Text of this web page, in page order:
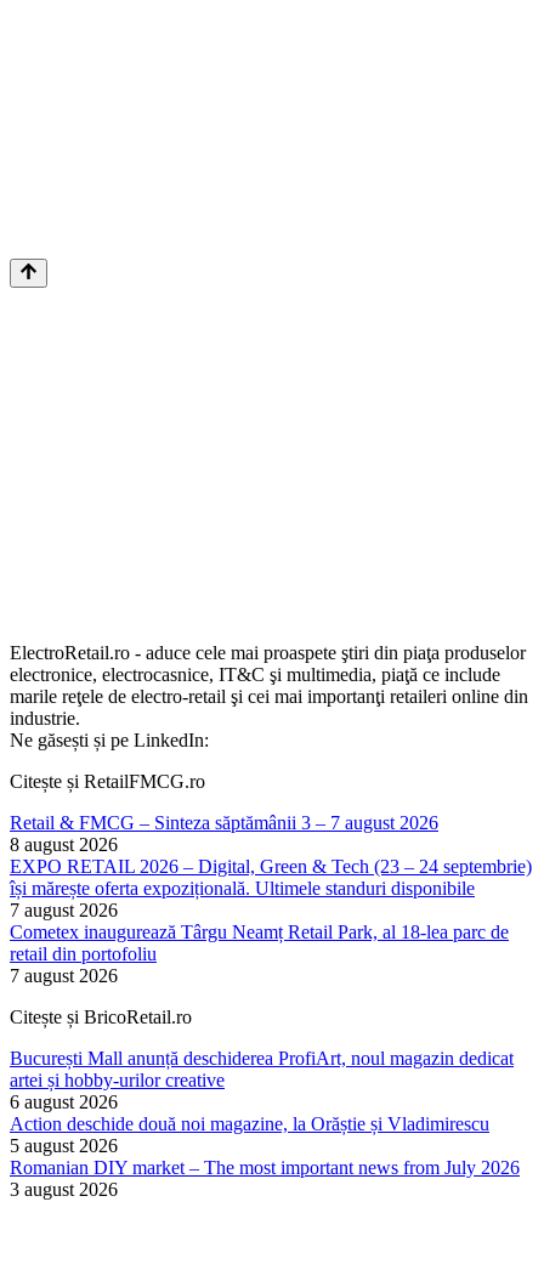
ElectroRetail.ro - aduce cele mai proaspete ştiri din piaţa produselor
electronice, electrocasnice, IT&C şi multimedia, piaţă ce include
marile reţele de electro-retail şi cei mai importanţi retaileri online din
industrie.
Ne găsești și pe LinkedIn:
Citește și RetailFMCG.ro
Retail & FMCG – Sinteza săptămânii 3 – 7 august 2026
8 august 2026
EXPO RETAIL 2026 – Digital, Green & Tech (23 – 24 septembrie)
își mărește oferta expozițională. Ultimele standuri disponibile
7 august 2026
Cometex inaugurează Târgu Neamț Retail Park, al 18-lea parc de
retail din portofoliu
7 august 2026
Citește și BricoRetail.ro
București Mall anunță deschiderea ProfiArt, noul magazin dedicat
artei și hobby-urilor creative
6 august 2026
Action deschide două noi magazine, la Orăștie și Vladimirescu
5 august 2026
Romanian DIY market – The most important news from July 2026
3 august 2026